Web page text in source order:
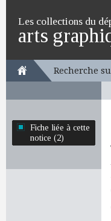
Les collections du
arts
Recherche
Fiche liée à cette
notice (2)